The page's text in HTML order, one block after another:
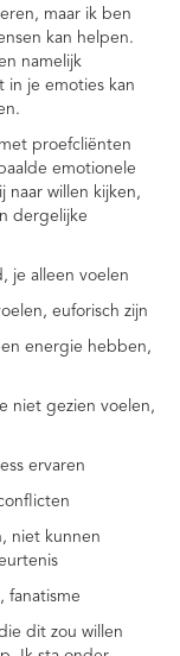
maar ik ben
kan helpen.
namelijk
in je emoties kan
proefcliënten
emotionele
naar willen kijken,
dergelijke
je alleen voelen
euforisch zijn
energie hebben,
niet gezien voelen,
ervaren
niet kunnen
fanatisme
dit zou willen